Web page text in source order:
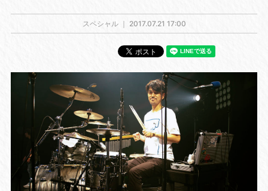
スペシャル ｜ 2017.07.21 17:00